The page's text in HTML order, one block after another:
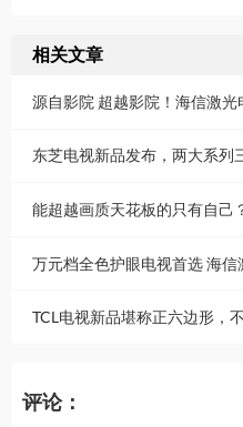
相关文章
东芝电视新品发布，两大系列
万元档全色护眼电视首选 海
TCL电视新品堪称正六边形，
评论：